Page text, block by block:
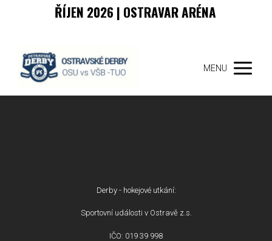
ŘÍJEN 2026 | OSTRAVAR ARÉNA
MENU
Derby - hokejové utkání:
Sportovní události v Ostravě z.s.
IČO: 019 39 998